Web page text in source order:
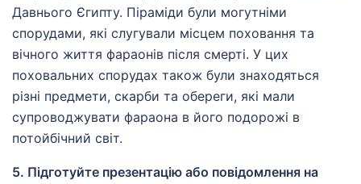
Давнього Єгипту. Піраміди були могутніми
спорудами, які слугували місцем поховання та
вічного життя фараонів після смерті. У цих
поховальних спорудах також були знаходяться
різні предмети, скарби та обереги, які мали
супроводжувати фараона в його подорожі в
потойбічний світ.
5. Підготуйте презентацію або повідомлення на